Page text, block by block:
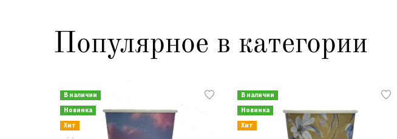
Популярное в категории
В наличии
Новинка
Хит
В наличии
Новинка
Хит